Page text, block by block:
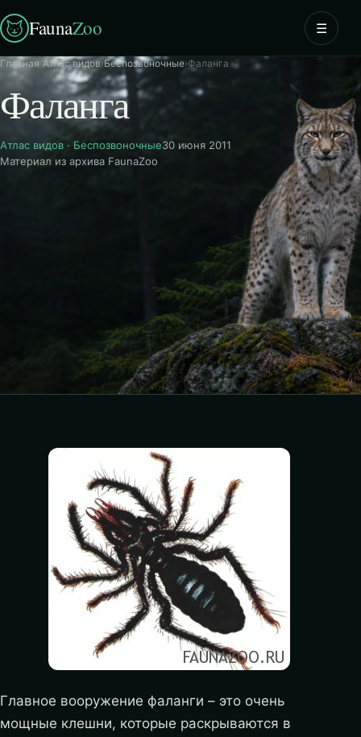
FaunaZoo ☰
Главная Атлас видов›Беспозвоночные›Фаланга
Фаланга
Атлас видов · Беспозвоночные30 июня 2011
Материал из архива FaunaZoo
Главное вооружение фаланги – это очень
мощные клешни, которые раскрываются в